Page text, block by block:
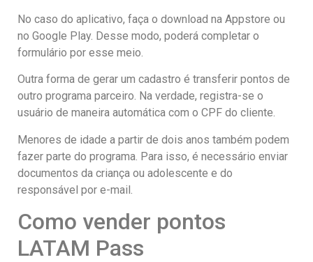
No caso do aplicativo, faça o download na Appstore ou
no Google Play. Desse modo, poderá completar o
formulário por esse meio.
Outra forma de gerar um cadastro é transferir pontos de
outro programa parceiro. Na verdade, registra-se o
usuário de maneira automática com o CPF do cliente.
Menores de idade a partir de dois anos também podem
fazer parte do programa. Para isso, é necessário enviar
documentos da criança ou adolescente e do
responsável por e-mail.
Como vender pontos
LATAM Pass